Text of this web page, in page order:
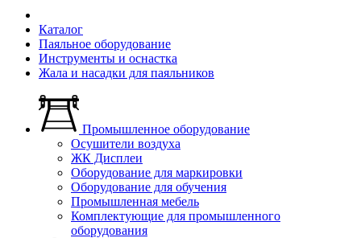
Каталог
Паяльное оборудование
Инструменты и оснастка
Жала и насадки для паяльников
Промышленное оборудование
Осушители воздуха
ЖК Дисплеи
Оборудование для маркировки
Оборудование для обучения
Промышленная мебель
Комплектующие для промышленного
оборудования